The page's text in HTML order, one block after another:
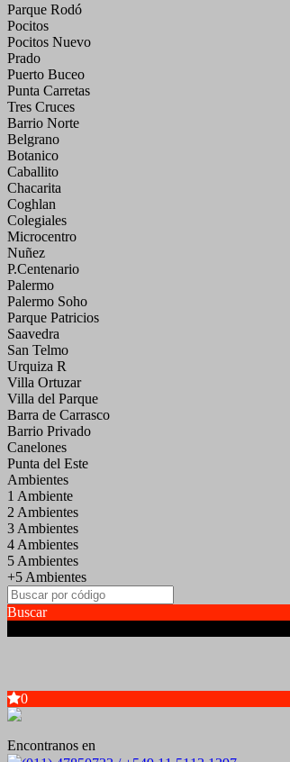
Parque Rodó
Pocitos
Pocitos Nuevo
Prado
Puerto Buceo
Punta Carretas
Tres Cruces
Barrio Norte
Belgrano
Botanico
Caballito
Chacarita
Coghlan
Colegiales
Microcentro
Nuñez
P.Centenario
Palermo
Palermo Soho
Parque Patricios
Saavedra
San Telmo
Urquiza R
Villa Ortuzar
Villa del Parque
Barra de Carrasco
Barrio Privado
Canelones
Punta del Este
Ambientes
1 Ambiente
2 Ambientes
3 Ambientes
4 Ambientes
5 Ambientes
+5 Ambientes
Buscar
0
Encontranos en